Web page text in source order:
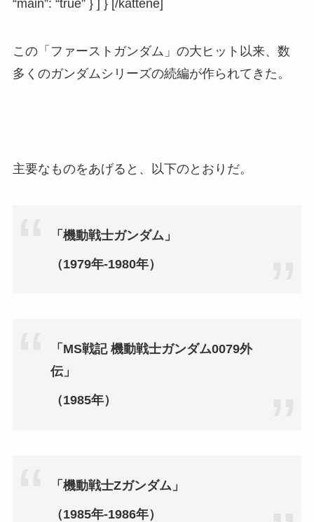
“main”: “true” } ] } [/kattene]
この「ファーストガンダム」の大ヒット以来、数
多くのガンダムシリーズの続編が作られてきた。
主要なものをあげると、以下のとおりだ。
「機動戦士ガンダム」
（1979年‐1980年）
「MS戦記 機動戦士ガンダム0079外
伝」
（1985年）
「機動戦士Zガンダム」
（1985年‐1986年）